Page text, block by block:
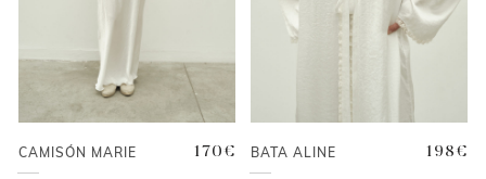
CAMISÓN MARIE 170 € BATA ALINE 198 €